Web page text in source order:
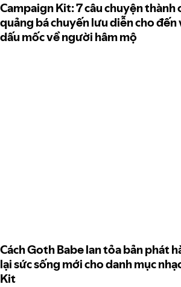
Campaign Kit: 7 câu chuyện thành
quảng bá chuyến lưu diễn cho
dấu mốc về người hâm mộ
Cách Goth Babe lan tỏa bản phát
lại sức sống mới cho danh mục
Kit